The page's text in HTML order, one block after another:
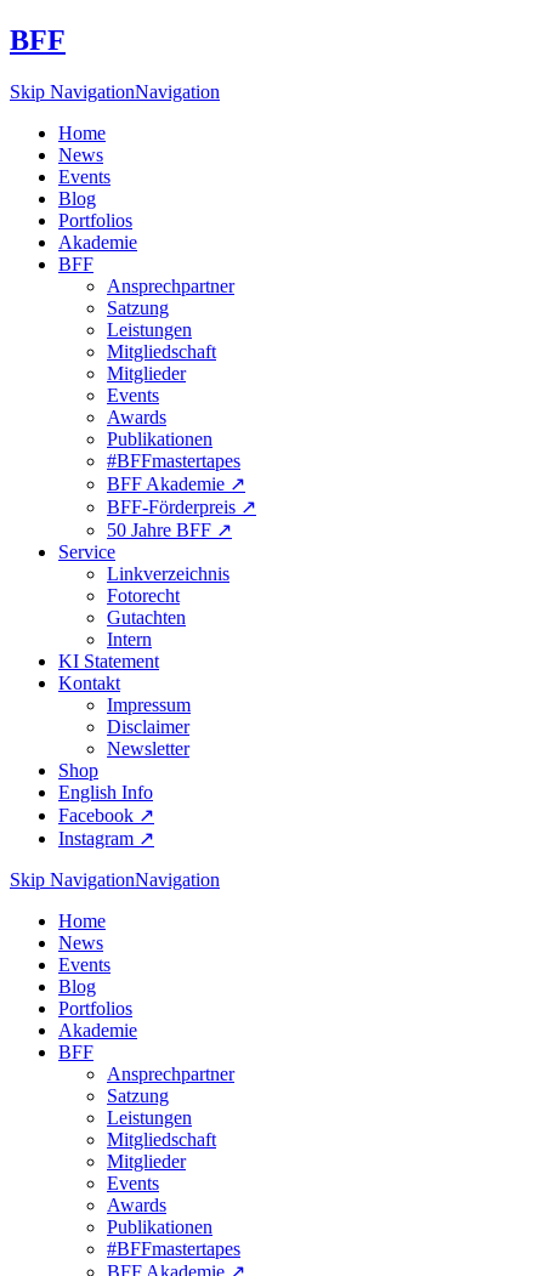
BFF
Skip NavigationNavigation
Home
News
Events
Blog
Portfolios
Akademie
BFF
Ansprechpartner
Satzung
Leistungen
Mitgliedschaft
Mitglieder
Events
Awards
Publikationen
#BFFmastertapes
BFF Akademie ↗︎
BFF-Förderpreis ↗︎
50 Jahre BFF ↗︎
Service
Linkverzeichnis
Fotorecht
Gutachten
Intern
KI Statement
Kontakt
Impressum
Disclaimer
Newsletter
Shop
English Info
Facebook ↗︎
Instagram ↗︎
Skip NavigationNavigation
Home
News
Events
Blog
Portfolios
Akademie
BFF
Ansprechpartner
Satzung
Leistungen
Mitgliedschaft
Mitglieder
Events
Awards
Publikationen
#BFFmastertapes
BFF Akademie ↗︎